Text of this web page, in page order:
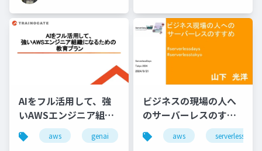
AIをフル活用して、強
いAWSエンジニア組織
になるための教育プラ
ン
aws genai
ビジネスの現場の人へ
のサーバーレスのすす
め
aws serverless